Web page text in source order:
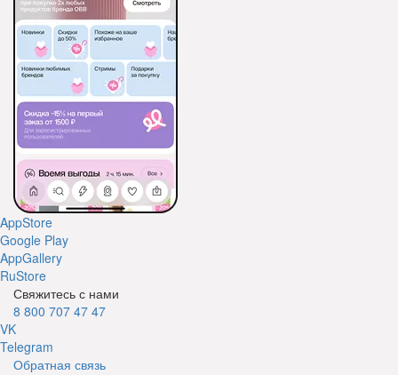
AppStore
Google Play
AppGallery
RuStore
Свяжитесь с нами
8 800 707 47 47
VK
Telegram
Обратная связь